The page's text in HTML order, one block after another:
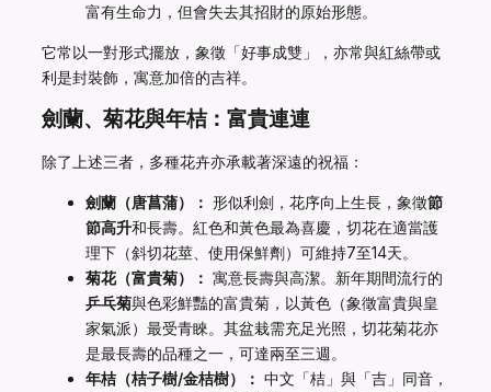
富有生命力，但會失去其招財的原始形態。
它常以一對形式擺放，象徵「好事成雙」，亦常與紅絲帶或
利是封裝飾，寓意加倍的吉祥。
劍蘭、菊花與年桔：富貴連連
除了上述三者，多種花卉亦承載著深遠的祝福：
劍蘭（唐菖蒲）： 形似利劍，花序向上生長，象徵節
節高升和長壽。紅色和黃色最為喜慶，切花在適當護
理下（斜切花莖、使用保鮮劑）可維持7至14天。
菊花（富貴菊）： 寓意長壽與高潔。新年期間流行的
乒乓菊與色彩鮮豔的富貴菊，以黃色（象徵富貴與皇
家氣派）最受青睞。其盆栽需充足光照，切花菊花亦
是最長壽的品種之一，可達兩至三週。
年桔（桔子樹/金桔樹）： 中文「桔」與「吉」同音，